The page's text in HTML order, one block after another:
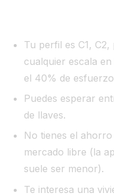
Tu perfil es C1,
cualquier escala
el 40% de
Puedes esperar
de llaves.
No tienes el
mercado libre (la
suele ser menor).
Te interesa una